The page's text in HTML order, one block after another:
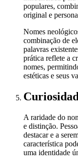
populares,
original e
Nomes
combinação de
palavras
prática reflete a
nomes,
estéticas e seus
A raridade do
e distinção.
destacar e a
característica
uma identidade